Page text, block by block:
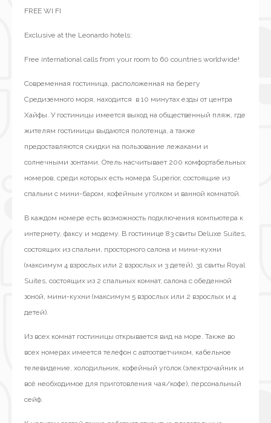
FREE WI FI
Exclusive at the Leonardo hotels:
Free international calls from your room to 60 countries worldwide!
Современная гостиница, расположенная на берегу
Средиземного моря, находится в 10 минутах езды от центра
Хайфы. У гостиницы имеется выход на общественный пляж, где
жителям гостиницы выдаются полотенца, а также
предоставляются скидки на пользование лежаками и
солнечными зонтами. Отель насчитывает 200 комфортабельных
номеров, среди которых есть номера Superior, состоящие из
спальни с мини-баром, кофейным уголком и ванной комнатой.
В каждом номере есть возможность подключения компьютера к
интернету, факсу и модему. В гостинице 83 свиты Deluxe Suites,
состоящих из спальни, просторного салона и мини-кухни
(максимум 4 взрослых или 2 взрослых и 3 детей), 31 свиты Royal
Suites, состоящих из 2 спальных комнат, салона с обеденной
зоной, мини-кухни (максимум 5 взрослых или 2 взрослых и 4
детей).
Из всех комнат гостиницы открывается вид на море. Также во
всех номерах имеется телефон с автоответчиком, кабельное
телевидение, холодильник, кофейный уголок (электрочайник и
всё необходимое для приготовления чая/кофе), персональный
сейф.